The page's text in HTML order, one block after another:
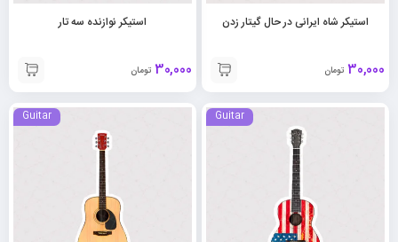
استیکر شاه ایرانی در حال گیتار زدن
30,000 تومان
استیکر نوازنده سه تار
30,000 تومان
Guitar
Guitar